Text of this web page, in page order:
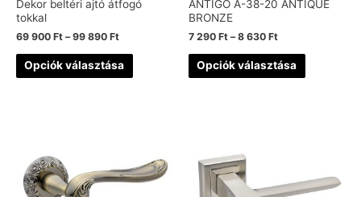
Dekor beltéri ajtó átfogó
tokkal
69 900 Ft –99 890 Ft
Opciók választása
ANTIGO A-38-20 ANTIQUE
BRONZE
7 290 Ft –8 630 Ft
Opciók választása